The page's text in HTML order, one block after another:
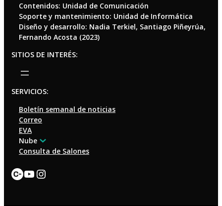
Contenidos: Unidad de Comunicación
Soporte y mantenimiento: Unidad de Informática
Diseño y desarrollo: Nadia Terkiel, Santiago Piñeyrúa,
Fernando Acosta (2023)
SITIOS DE INTERÉS:
SERVICIOS:
Boletín semanal de noticias
Correo
EVA
Nube
Consulta de Salones
Enlace
YouTube
Instagram